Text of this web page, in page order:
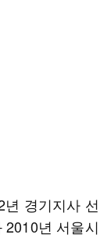
경기지사 선
년 서울시